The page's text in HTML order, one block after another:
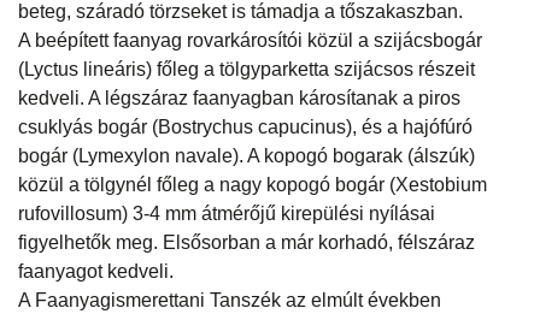
beteg, száradó törzseket is támadja a tőszakaszban.
A beépített faanyag rovarkárosítói közül a szijácsbogár
(Lyctus lineáris) főleg a tölgyparketta szijácsos részeit
kedveli. A légszáraz faanyagban károsítanak a piros
csuklyás bogár (Bostrychus capucinus), és a hajófúró
bogár (Lymexylon navale). A kopogó bogarak (álszúk)
közül a tölgynél főleg a nagy kopogó bogár (Xestobium
rufovillosum) 3-4 mm átmérőjű kirepülési nyílásai
figyelhetők meg. Elsősorban a már korhadó, félszáraz
faanyagot kedveli.
A Faanyagismerettani Tanszék az elmúlt években